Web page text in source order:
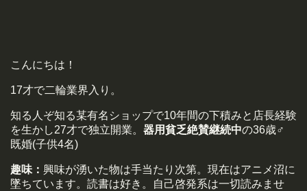
こんにちは！
17才で二輪業界入り。
知る人ぞ知る某有名ショップで10年間の下積みと店長経験
を生かし27才で独立開業。 器用貧乏絶賛継続中の36歳♂
既婚(子供4名)
趣味： 興味が湧いた物は手当たり次第。現在はアニメ沼に
墜ちています。読書は好き。自己啓発系は一切読みませ